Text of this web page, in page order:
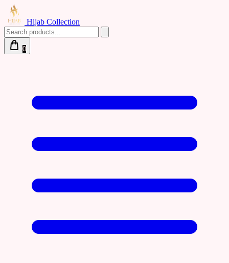
Hijab Collection
0